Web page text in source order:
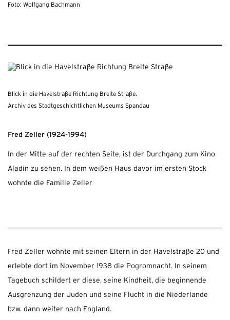
Foto: Wolfgang Bachmann
Blick in die Havelstraße Richtung Breite Straße.
Archiv des Stadtgeschichtlichen Museums Spandau
Fred Zeller (1924-1994)
In der Mitte auf der rechten Seite, ist der Durchgang zum Kino
Aladin zu sehen. In dem weißen Haus davor im ersten Stock
wohnte die Familie Zeller
Fred Zeller wohnte mit seinen Eltern in der Havelstraße 20 und
erlebte dort im November 1938 die Pogromnacht. In seinem
Tagebuch schildert er diese, seine Kindheit, die beginnende
Ausgrenzung der Juden und seine Flucht in die Niederlande
bzw. dann weiter nach England.